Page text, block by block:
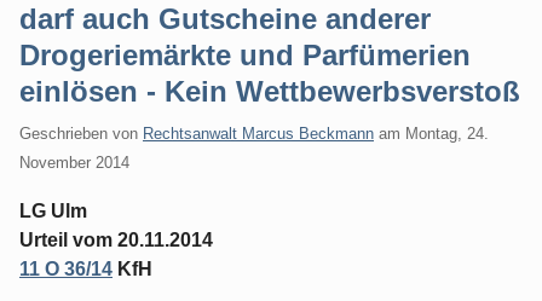
darf auch Gutscheine anderer
Drogeriemärkte und Parfümerien
einlösen - Kein Wettbewerbsverstoß
Geschrieben von Rechtsanwalt Marcus Beckmann am Montag, 24.
November 2014
LG Ulm
Urteil vom 20.11.2014
11 O 36/14 KfH